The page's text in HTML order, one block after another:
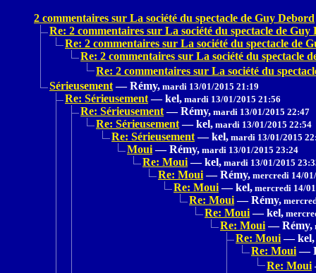
2 commentaires sur La société du spectacle de Guy Debord
Re: 2 commentaires sur La société du spectacle de Guy
Re: 2 commentaires sur La société du spectacle de
Re: 2 commentaires sur La société du spectacle
Re: 2 commentaires sur La société du
Sérieusement — Rémy, mardi 13/01/2015 21:19
Re: Sérieusement — kel, mardi 13/01/2015 21:56
Re: Sérieusement — Rémy, mardi 13/01/2015 22:47
Re: Sérieusement — kel, mardi 13/01/2015 22:54
Re: Sérieusement — kel, mardi 13/01/2015
Moui — Rémy, mardi 13/01/2015 23:24
Re: Moui — kel, mardi 13/01/2015
Re: Moui — Rémy, mercredi 14/
Re: Moui — kel, mercredi 14/
Re: Moui — Rémy,
Re: Moui — kel,
Re: Moui — Rémy,
Re: Moui — kel,
Re: Moui —
Re: Moui